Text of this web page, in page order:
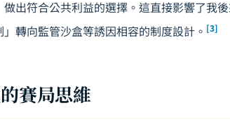
出符合公共利益的選擇。這直接影響了我
轉向監管沙盒等誘因相容的制度設計。 [3]
賽局思維